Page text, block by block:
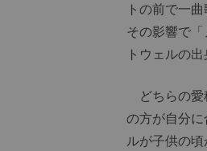
トの前で一
その影響で
トウェルの
どちらの愛
の方が自分
ルが子供の頃